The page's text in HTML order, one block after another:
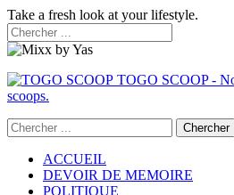
Take a fresh look at your lifestyle.
TOGO SCOOP -
scoops.
ACCUEIL
DEVOIR DE MEMOIRE
POLITIQUE